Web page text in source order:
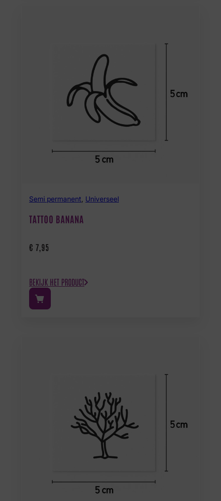
Semi permanent Universeel
TATTOO BANANA
€ 7,95
BEKIJK HET PRODUCT